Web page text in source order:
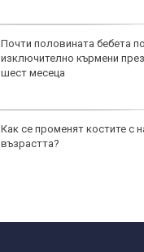
Почти половината бебета
изключително кърмени
шест месеца
Как се променят костите с
възрастта?